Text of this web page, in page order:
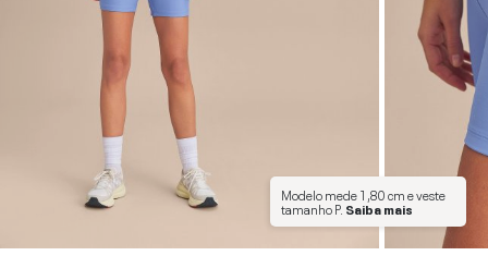
Modelo mede1,80 cme veste
tamanhoP. Saiba mais